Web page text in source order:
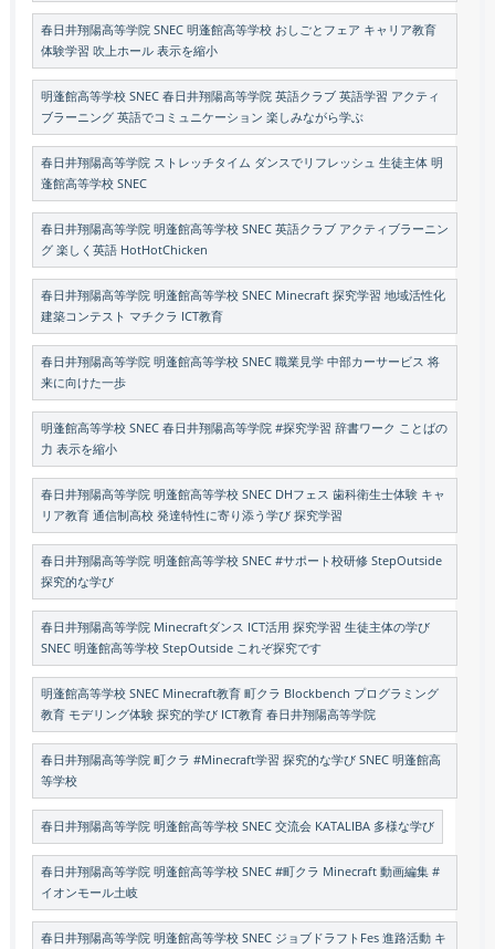
春日井翔陽高等学院 SNEC 明蓬館高等学校 おしごとフェア キャリア教育
体験学習 吹上ホール 表示を縮小
明蓬館高等学校 SNEC 春日井翔陽高等学院 英語クラブ 英語学習 アクティ
ブラーニング 英語でコミュニケーション 楽しみながら学ぶ
春日井翔陽高等学院 ストレッチタイム ダンスでリフレッシュ 生徒主体 明
蓬館高等学校 SNEC
春日井翔陽高等学院 明蓬館高等学校 SNEC 英語クラブ アクティブラーニン
グ 楽しく英語 HotHotChicken
春日井翔陽高等学院 明蓬館高等学校 SNEC Minecraft 探究学習 地域活性化
建築コンテスト マチクラ ICT教育
春日井翔陽高等学院 明蓬館高等学校 SNEC 職業見学 中部カーサービス 将
来に向けた一歩
明蓬館高等学校 SNEC 春日井翔陽高等学院 #探究学習 辞書ワーク ことばの
力 表示を縮小
春日井翔陽高等学院 明蓬館高等学校 SNEC DHフェス 歯科衛生士体験 キャ
リア教育 通信制高校 発達特性に寄り添う学び 探究学習
春日井翔陽高等学院 明蓬館高等学校 SNEC #サポート校研修 StepOutside
探究的な学び
春日井翔陽高等学院 Minecraftダンス ICT活用 探究学習 生徒主体の学び
SNEC 明蓬館高等学校 StepOutside これぞ探究です
明蓬館高等学校 SNEC Minecraft教育 町クラ Blockbench プログラミング
教育 モデリング体験 探究的学び ICT教育 春日井翔陽高等学院
春日井翔陽高等学院 町クラ #Minecraft学習 探究的な学び SNEC 明蓬館高
等学校
春日井翔陽高等学院 明蓬館高等学校 SNEC 交流会 KATALIBA 多様な学び
春日井翔陽高等学院 明蓬館高等学校 SNEC #町クラ Minecraft 動画編集 #
イオンモール土岐
春日井翔陽高等学院 明蓬館高等学校 SNEC ジョブドラフトFes 進路活動 キ